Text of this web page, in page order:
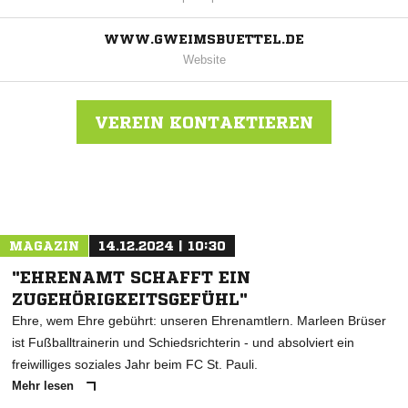
WWW.GWEIMSBUETTEL.DE
Website
VEREIN KONTAKTIEREN
MAGAZIN 14.12.2024 | 10:30
"EHRENAMT SCHAFFT EIN
ZUGEHÖRIGKEITSGEFÜHL"
Ehre, wem Ehre gebührt: unseren Ehrenamtlern. Marleen Brüser
ist Fußballtrainerin und Schiedsrichterin - und absolviert ein
freiwilliges soziales Jahr beim FC St. Pauli.
Mehr lesen